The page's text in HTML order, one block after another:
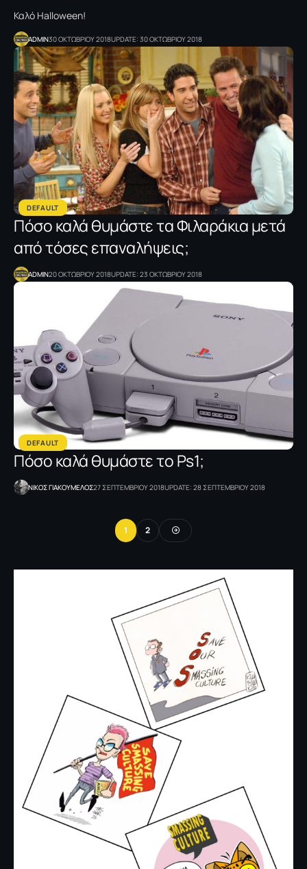
Καλό Halloween!
ADMIN30 ΟΚΤΩΒΡΙΟΥ 2018UPDATE: 30 ΟΚΤΩΒΡΙΟΥ 2018
DEFAULT
Πόσο καλά θυμάστε τα Φιλαράκια μετά
από τόσες επαναλήψεις;
ADMIN20 ΟΚΤΩΒΡΙΟΥ 2018UPDATE: 23 ΟΚΤΩΒΡΙΟΥ 2018
DEFAULT
Πόσο καλά θυμάστε το Ps1;
NΙΚΟΣ ΓΙΑΚΟΥΜΕΛΟΣ27 ΣΕΠΤΕΜΒΡΙΟΥ 2018UPDATE: 28 ΣΕΠΤΕΜΒΡΙΟΥ 2018
1 2